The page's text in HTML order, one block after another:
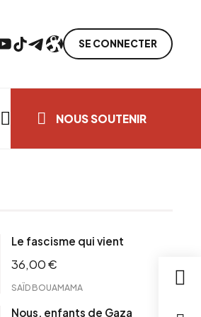
TikTok TelegramLien SE CONNECTER
NOUS SOUTENIR
Le fascisme qui vient
36,00€
SAÏD BOUAMAMA
Nous, enfants de Gaza